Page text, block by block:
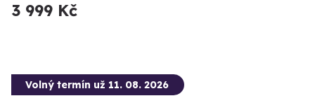
3 999 Kč
Volný termín už 11. 08. 2026